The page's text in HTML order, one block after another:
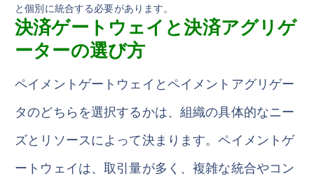
と個別に統合する必要があります。
決済ゲートウェイと決済アグリゲ
ーターの選び方
ペイメントゲートウェイとペイメントアグリゲー
タのどちらを選択するかは、組織の具体的なニー
ズとリソースによって決まります。ペイメントゲ
ートウェイは、取引量が多く、複雑な統合やコン